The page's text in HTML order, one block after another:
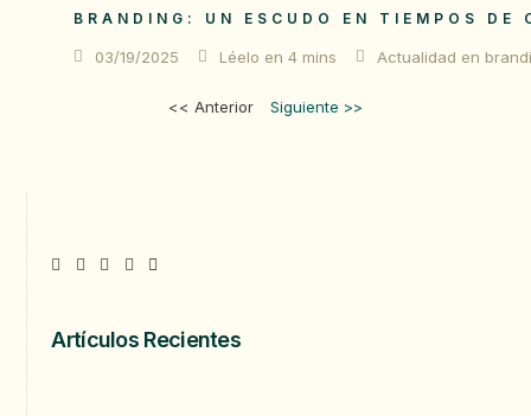
BRANDING: UN ESCUDO EN TIEMPOS DE
03/19/2025 Léelo en 4 mins Actualidad en
<< Anterior Siguiente >>
Artículos Recientes